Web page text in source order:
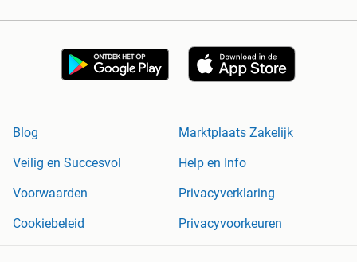
Blog
Marktplaats Zakelijk
Veilig en Succesvol
Help en Info
Voorwaarden
Privacyverklaring
Cookiebeleid
Privacyvoorkeuren